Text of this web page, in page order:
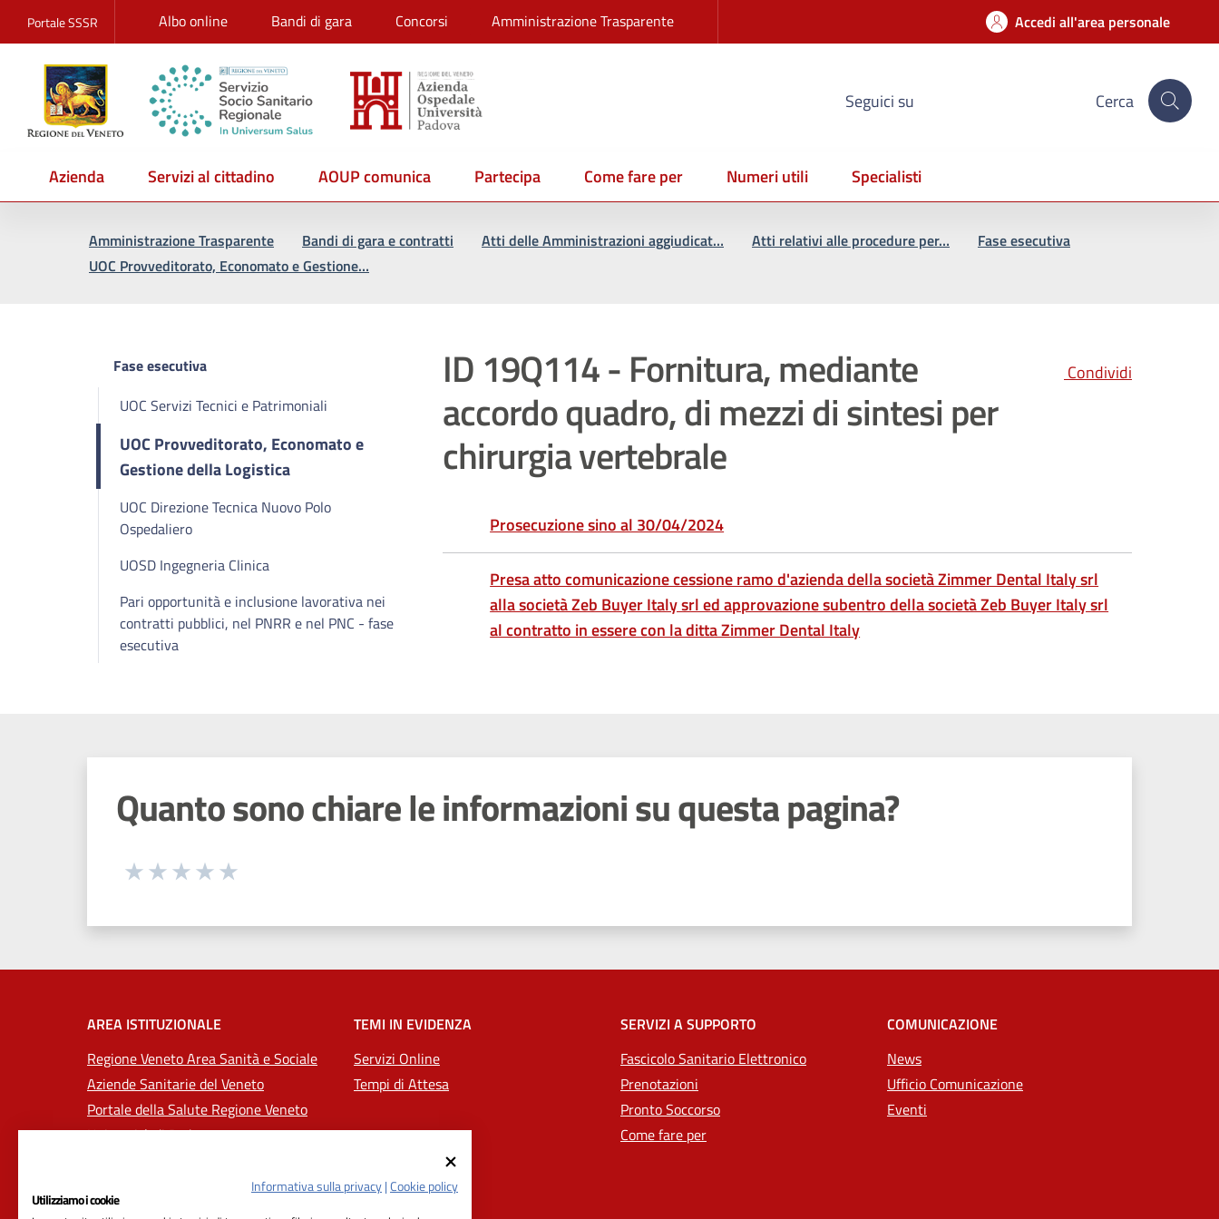
Portale SSSR Albo online Bandi di gara Concorsi Amministrazione Trasparente Accedi all'area personale
Seguici su Cerca
Azienda Servizi al cittadino AOUP comunica Partecipa Come fare per Numeri utili
Specialisti
Amministrazione Trasparente Bandi di gara e contratti Atti delle Amministrazioni aggiudicat… Atti relativi alle procedure per…
Fase esecutiva
UOC Provveditorato, Economato e Gestione…
Fase esecutiva
UOC Servizi Tecnici e Patrimoniali
UOC Provveditorato, Economato e
Gestione della Logistica
UOC Direzione Tecnica Nuovo Polo
Ospedaliero
UOSD Ingegneria Clinica
Pari opportunità e inclusione lavorativa nei
contratti pubblici, nel PNRR e nel PNC - fase
esecutiva
ID 19Q114 - Fornitura, mediante
accordo quadro, di mezzi di sintesi per
chirurgia vertebrale
Condividi
Prosecuzione sino al 30/04/2024
Presa atto comunicazione cessione ramo d'azienda della società Zimmer Dental Italy srl
alla società Zeb Buyer Italy srl ed approvazione subentro della società Zeb Buyer Italy srl
al contratto in essere con la ditta Zimmer Dental Italy
Quanto sono chiare le informazioni su questa pagina?
Seleziona una valutazione da 1 a 5 stelle
AREA ISTITUZIONALE
Regione Veneto Area Sanità e Sociale
Aziende Sanitarie del Veneto
Portale della Salute Regione Veneto
Università di Padova
TEMI IN EVIDENZA
Servizi Online
Tempi di Attesa
SERVIZI A SUPPORTO
Fascicolo Sanitario Elettronico
Prenotazioni
Pronto Soccorso
Come fare per
COMUNICAZIONE
News
Ufficio Comunicazione
Eventi
Informativa sulla privacy|Cookie policy
Utilizziamo i cookie